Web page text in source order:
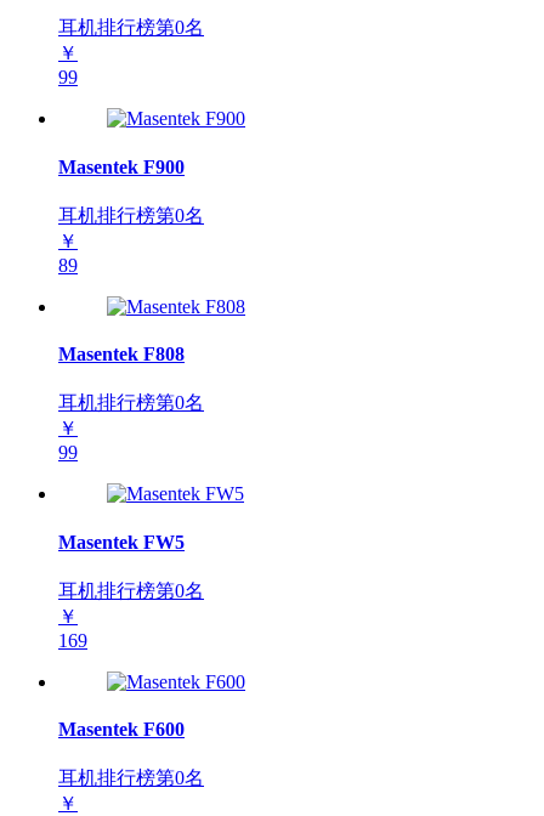
耳机排行榜第0名
￥
99
Masentek F900
耳机排行榜第0名
￥
89
Masentek F808
耳机排行榜第0名
￥
99
Masentek FW5
耳机排行榜第0名
￥
169
Masentek F600
耳机排行榜第0名
￥